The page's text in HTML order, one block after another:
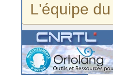
L'équipe